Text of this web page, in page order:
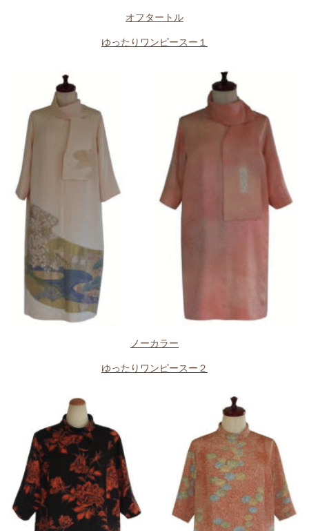
オフタートル
ゆったりワンピースー１
ノーカラー
ゆったりワンピースー２